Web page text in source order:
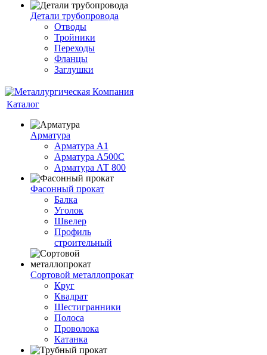
Детали трубопровода
Отводы
Тройники
Переходы
Фланцы
Заглушки
Каталог
Арматура
Арматура А1
Арматура А500С
Арматура АТ 800
Фасонный прокат
Балка
Уголок
Швелер
Профиль
строительный
Сортовой металлопрокат
Круг
Квадрат
Шестигранники
Полоса
Проволока
Катанка